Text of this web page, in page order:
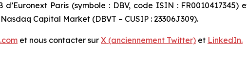
Paris (symbole : DBV, code ISIN : FR0010417345)
Capital Market (DBVT – CUSIP : 23306J309).
et nous contacter sur X (anciennement Twitter) et LinkedIn.